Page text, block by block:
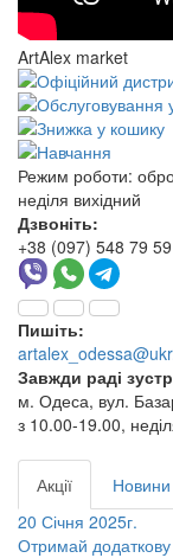
ArtAlex market
Режим роботи:
неділя вихідний
Дзвоніть:
+38 (097) 548 79 59
Пишіть:
Завжди раді
м. Одеса, вул.
з 10.00-19.00,
Акції Новини
20 Січня 2025г.
Отримай